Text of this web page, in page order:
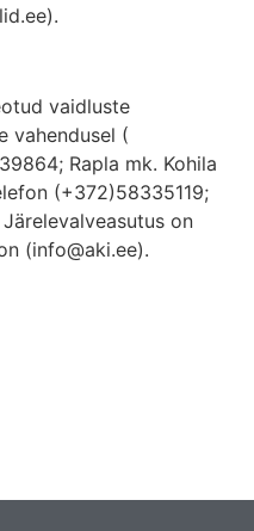
vaidluste
vahendusel (
Rapla mk. Kohila
(+372)58335119;
on
(info@aki.ee).